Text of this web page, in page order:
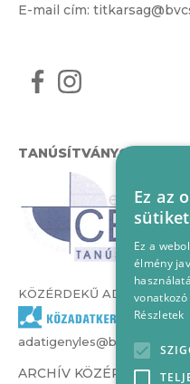
E-mail cím:
TANÚSÍTVÁNYOK
KÖZÉRDEKŰ ADATOK
adatigenyles@bvcs.hu
ARCHÍV KÖZÉRDEKŰ
Ez az
Ez a
élmény
Részletek